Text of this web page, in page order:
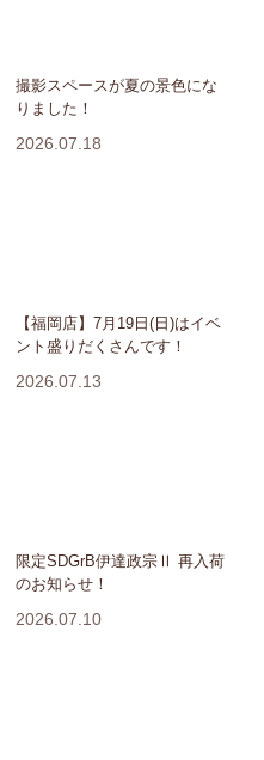
撮影スペースが夏の景色にな
りました！
2026.07.18
【福岡店】7月19日(日)はイベ
ント盛りだくさんです！
2026.07.13
限定SDGrB伊達政宗Ⅱ 再入荷
のお知らせ！
2026.07.10